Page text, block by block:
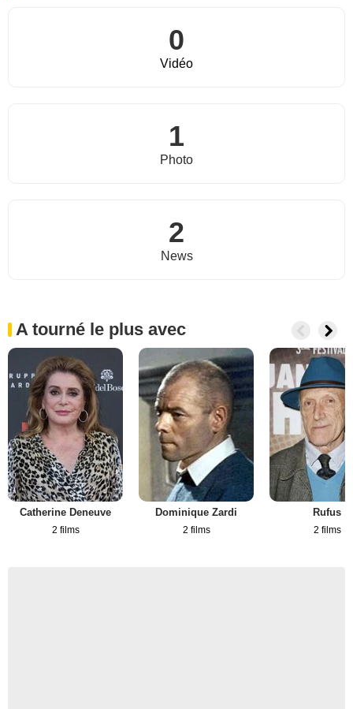
0
Vidéo
1
Photo
2
News
A tourné le plus avec
Catherine Deneuve
2 films
Dominique Zardi
2 films
Rufus
2 films